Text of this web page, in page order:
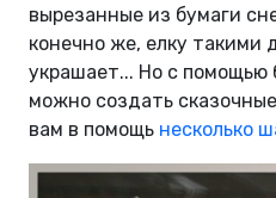
вырезанные из бумаги
конечно же, елку такими
украшает... Но с помощью
можно создать
вам в помощь несколько